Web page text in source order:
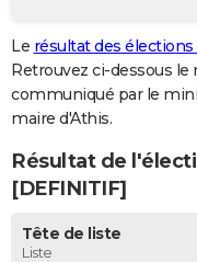
GUIDES D'ACHAT
BONS PLANS
CARTE DE VOEUX
Carte de Noël
Carte Bonne année
Carte Saint-Valentin
Carte Pâques
Carte d'anniversaire
DICTIONNAIRE
Dictionnaire
Biographies
Citations
Expressions
Proverbes
PROGRAMME TV
Le résultat des
Retrouvez ci-dessous
communiqué par le
maire d'Athis.
Résultat de
[DEFINITIF]
Tête de liste
Liste